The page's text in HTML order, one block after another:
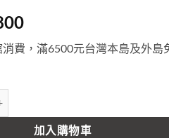
費，滿6500元台灣本島及外島
加入購物車